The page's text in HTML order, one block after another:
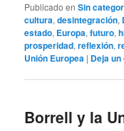
Publicado en Sin
cultura,desintegración,
estado, Europa,futuro,
prosperidad,reflexión,
Unión Europea | Deja
Borrell y la